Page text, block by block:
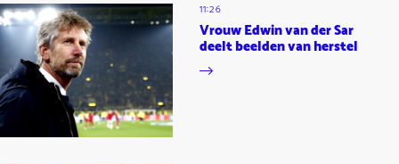
11:26
Vrouw Edwin van der Sar
deelt beelden van herstel